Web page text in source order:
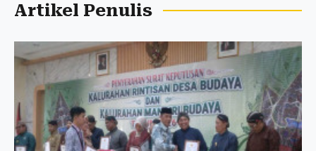
Artikel Penulis